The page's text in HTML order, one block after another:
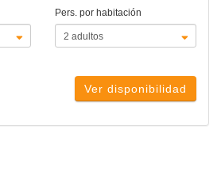
Pers. por habitación
Ver disponibilidad